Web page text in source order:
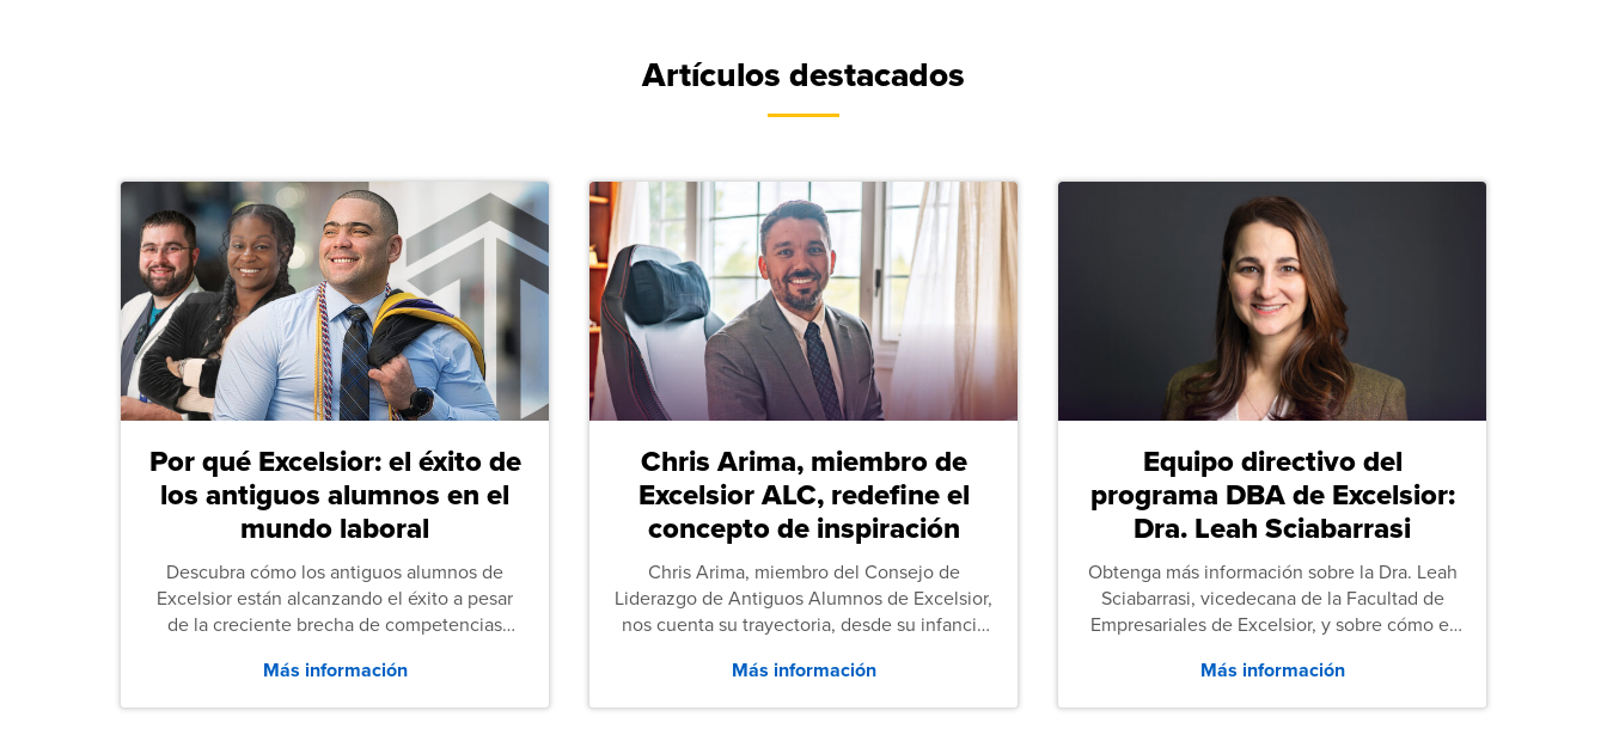
Artículos destacados
Por qué Excelsior: el éxito de
los antiguos alumnos en el
mundo laboral
Descubra cómo los antiguos alumnos de
Excelsior están alcanzando el éxito a pesar
de la creciente brecha de competencias
tanto las empresas como los recién
graduados en todo Estados Unidos.
Más información
Chris Arima, miembro de
Excelsior ALC, redefine el
concepto de inspiración
Chris Arima, miembro del Consejo de
Liderazgo de Antiguos Alumnos de Excelsior,
nos cuenta su trayectoria, desde su infancia
posteriormente, sus estudios de Derecho.
Más información
Equipo directivo del
programa DBA de Excelsior:
Dra. Leah Sciabarrasi
Obtenga más información sobre la Dra. Leah
Sciabarrasi, vicedecana de la Facultad de
Empresariales de Excelsior, y sobre cómo el
Empresas (DBA) de la universidad apoya a los
estudiantes.
Más información